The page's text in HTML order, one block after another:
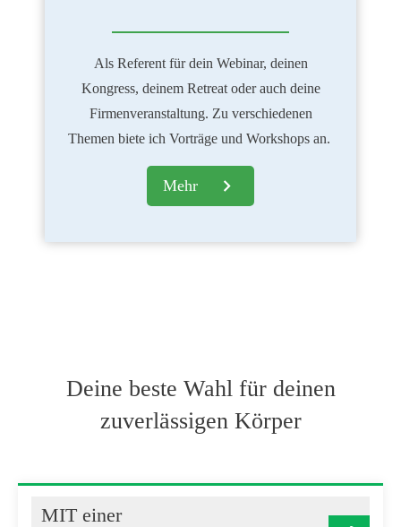
Als Referent für dein Webinar, deinen
Kongress, deinem Retreat oder auch deine
Firmenveranstaltung. Zu verschiedenen
Themen biete ich Vorträge und Workshops an.
Mehr
Deine beste Wahl für deinen
zuverlässigen Körper
MIT einer